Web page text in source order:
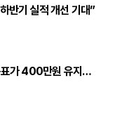
반기 실적 개선 기대”
가 400만원 유지…